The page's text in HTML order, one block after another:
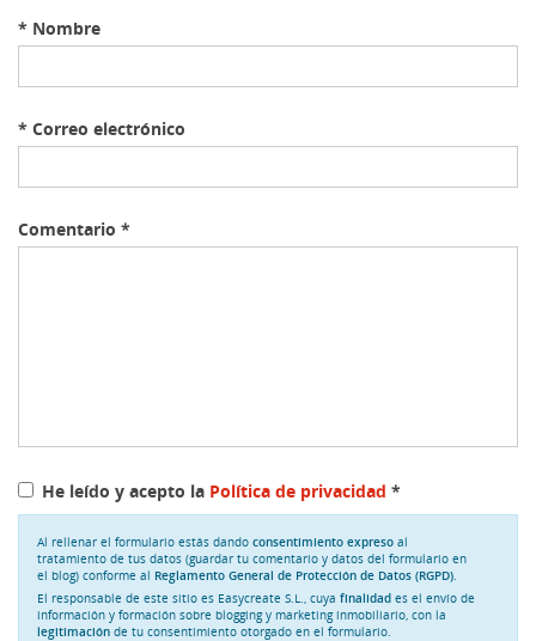
* Nombre
* Correo electrónico
Comentario *
He leído y acepto la Política de privacidad *
Al rellenar el formulario estás dando consentimiento expreso al
tratamiento de tus datos (guardar tu comentario y datos del formulario en
el blog) conforme al Reglamento General de Protección de Datos (RGPD).
El responsable de este sitio es Easycreate S.L., cuya finalidad es el envío de
información y formación sobre blogging y marketing inmobiliario, con la
legitimación de tu consentimiento otorgado en el formulario.